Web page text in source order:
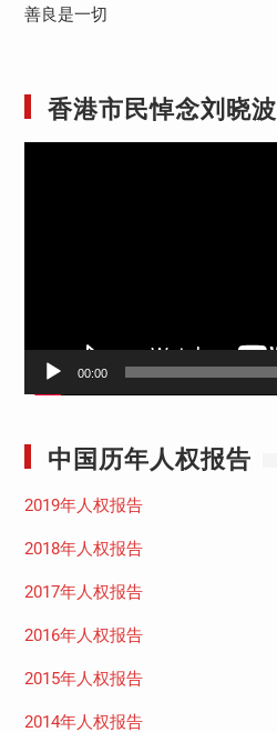
善良是一切
香港市民悼念刘晓波
00:00
中国历年人权报告
2019年人权报告
2018年人权报告
2017年人权报告
2016年人权报告
2015年人权报告
2014年人权报告